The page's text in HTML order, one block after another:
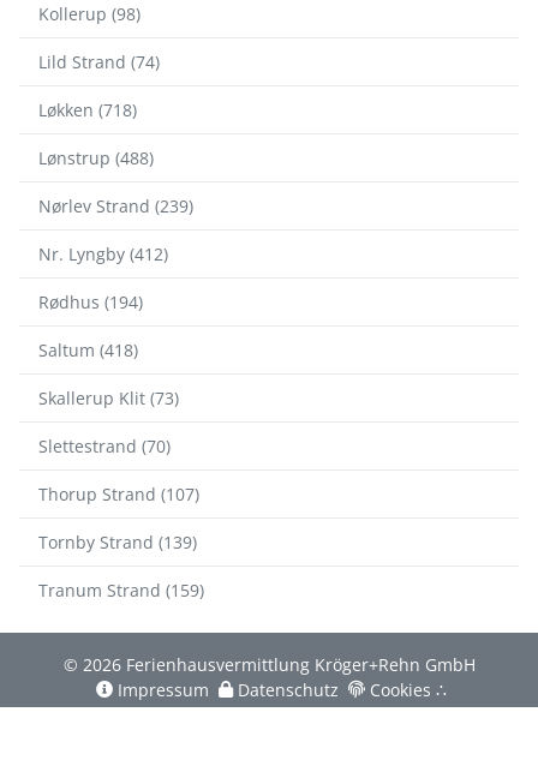
Kollerup (98)
Lild Strand (74)
Løkken (718)
Lønstrup (488)
Nørlev Strand (239)
Nr. Lyngby (412)
Rødhus (194)
Saltum (418)
Skallerup Klit (73)
Slettestrand (70)
Thorup Strand (107)
Tornby Strand (139)
Tranum Strand (159)
© 2026 Ferienhausvermittlung Kröger+Rehn GmbH
Impressum
Datenschutz Cookies ∴